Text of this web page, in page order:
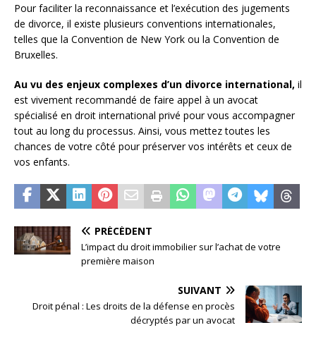
Pour faciliter la reconnaissance et l’exécution des jugements
de divorce, il existe plusieurs conventions internationales,
telles que la Convention de New York ou la Convention de
Bruxelles.
Au vu des enjeux complexes d’un divorce international, il
est vivement recommandé de faire appel à un avocat
spécialisé en droit international privé pour vous accompagner
tout au long du processus. Ainsi, vous mettez toutes les
chances de votre côté pour préserver vos intérêts et ceux de
vos enfants.
PRÉCÉDENT
L’impact du droit immobilier sur l’achat de votre
première maison
SUIVANT
Droit pénal : Les droits de la défense en procès
décryptés par un avocat